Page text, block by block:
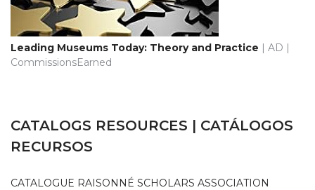
Leading Museums Today: Theory and Practice | AD |
CommissionsEarned
CATALOGS RESOURCES | CATÁLOGOS
RECURSOS
CATALOGUE RAISONNÉ SCHOLARS ASSOCIATION